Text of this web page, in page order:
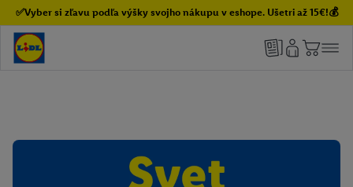
✅Vyber si zľavu podľa výšky svojho nákupu v eshope. Ušetri až 15€!💰